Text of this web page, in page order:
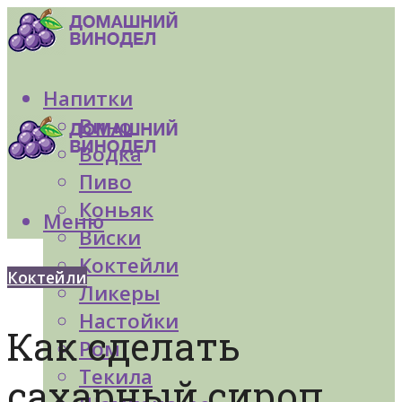
Напитки
Вино
Водка
Пиво
Коньяк
Виски
Коктейли
Ликеры
Настойки
Ром
Текила
Меню
Коктейли
Как сделать